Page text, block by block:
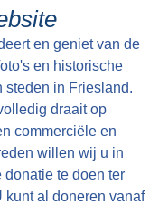
een tweede
by JELLE
1793 vry van
lasten a 222
geboden is
is de zoon van
en Ytie zijn in
boeren daarna in
en geniet van de
en historische
steden in Friesland.
draait op
commerciële en
willen wij u in
te doen ter
kunt al doneren vanaf